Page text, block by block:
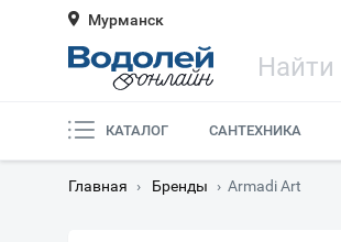
Мурманск
КАТАЛОГ САНТЕХНИКА
Главная › Бренды › Armadi Art